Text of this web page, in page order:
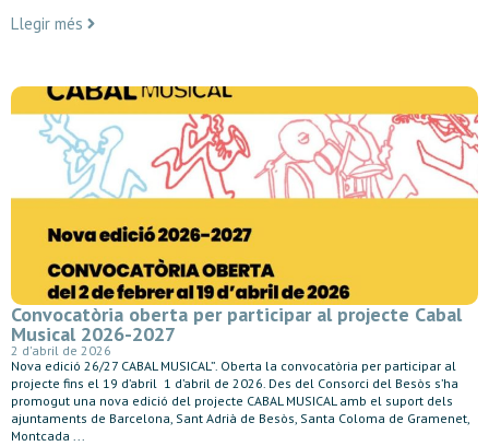
Llegir més
Convocatòria oberta per participar al projecte Cabal
Musical 2026-2027
2 d'abril de 2026
Nova edició 26/27 CABAL MUSICAL”. Oberta la convocatòria per participar al
projecte fins el 19 d’abril 1 d’abril de 2026. Des del Consorci del Besòs s’ha
promogut una nova edició del projecte CABAL MUSICAL amb el suport dels
ajuntaments de Barcelona, Sant Adrià de Besòs, Santa Coloma de Gramenet,
Montcada ...